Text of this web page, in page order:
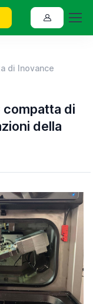
di Inovance
compatta di
della